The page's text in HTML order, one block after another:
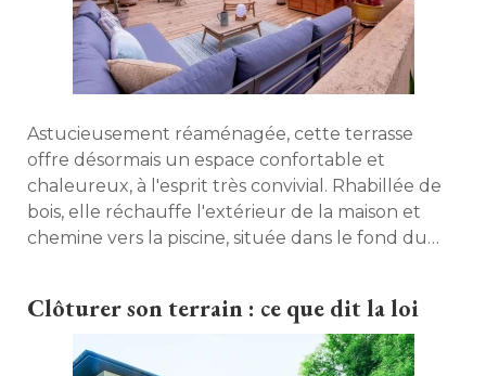
Astucieusement réaménagée, cette terrasse
offre désormais un espace confortable et
chaleureux, à l'esprit très convivial. Rhabillée de
bois, elle réchauffe l'extérieur de la maison et
chemine vers la piscine, située dans le fond du
Clôturer son terrain : ce que dit la loi